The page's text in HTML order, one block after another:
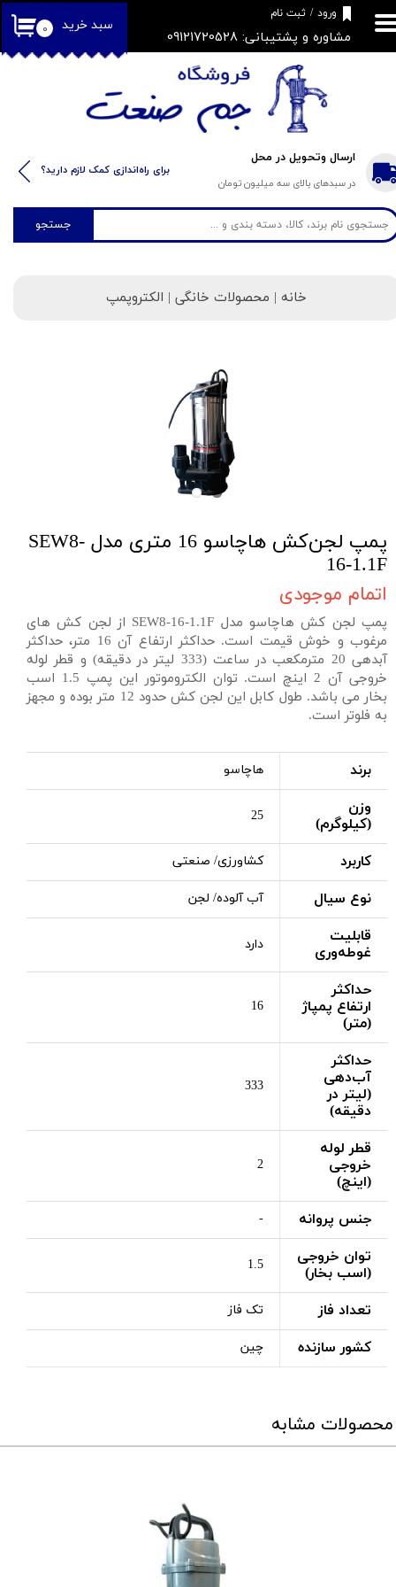
جستجو
ارسال وتحویل در محل
در سبدهای بالای سه میلیون تومان
مشاوره و پشتیبانی: 09121720528 ۰ سبد خرید
ورود / ثبت نام
حساب کاربری من
تغییر گذر واژه
خروج از حساب کاربری
​​برای راه‌اندازی کمک لازم دارید؟
خانه| محصولات خانگی | الکتروپمپ
پمپ لجن‌کش هاچاسو 16 متری مدل SEW8-
16-1.1F
اتمام موجودی
پمپ لجن کش هاچاسو مدل SEW8-16-1.1F از لجن کش های
مرغوب و خوش قیمت است. حداکثر ارتفاع آن 16 متر، حداکثر
آبدهی 20 مترمکعب در ساعت (333 لیتر در دقیقه) و قطر لوله
خروجی آن 2 اینچ است. توان الکتروموتور این پمپ 1.5 اسب
بخار می باشد. طول کابل این لجن کش حدود 12 متر بوده و مجهز
به فلوتر است.
برند هاچاسو
وزن
(کیلوگرم)
25
کاربرد کشاورزی/ صنعتی
نوع سیال آب آلوده/ لجن
قابلیت
غوطه‌وری
دارد
حداکثر
ارتفاع پمپاژ
(متر)
16
حداکثر
آب‌دهی
(لیتر در
دقیقه)
333
قطر لوله
خروجی
(اینچ)
2
جنس پروانه -
توان خروجی
(اسب بخار)
1.5
تعداد فاز تک فاز
کشور سازنده چین
محصولات مشابه